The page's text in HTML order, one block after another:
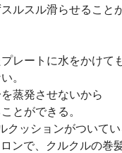
ルスル滑らせること
ートに水をかけても
。
蒸発させないから
とができる。
クッションがついてい
ンで、クルクルの巻